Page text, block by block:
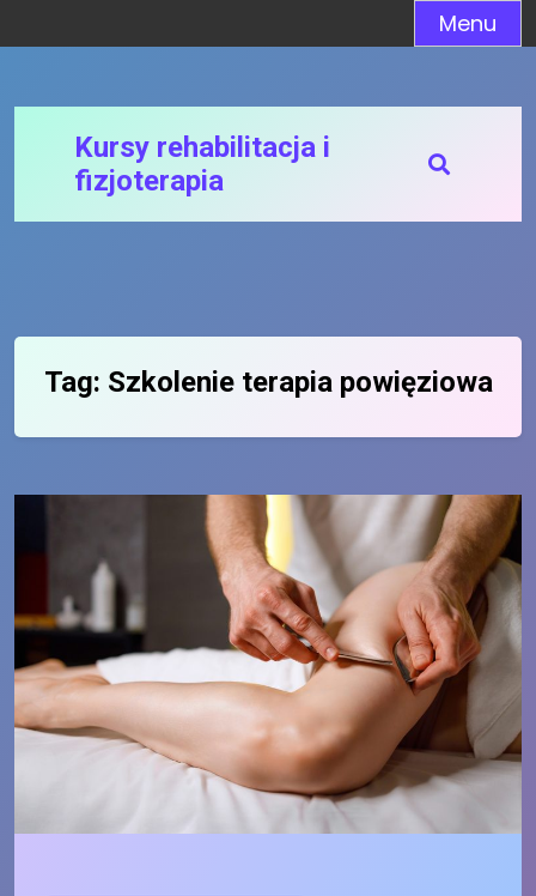
to
Menu
Kursy rehabilitacja i
fizjoterapia
Tag: Szkolenie terapia powięziowa